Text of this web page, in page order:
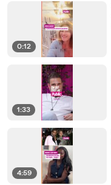
0:12
1:33
4:59